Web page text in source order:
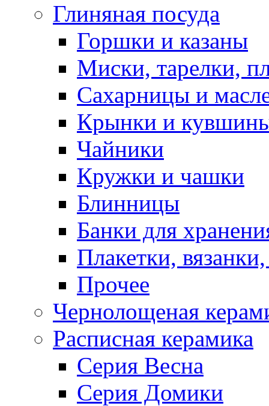
Глиняная посуда
Горшки и казаны
Миски, тарелки,
Сахарницы и
Крынки и
Чайники
Кружки и чашки
Блинницы
Банки для
Плакетки,
Прочее
Чернолощеная
Расписная керамика
Серия Весна
Серия Домики